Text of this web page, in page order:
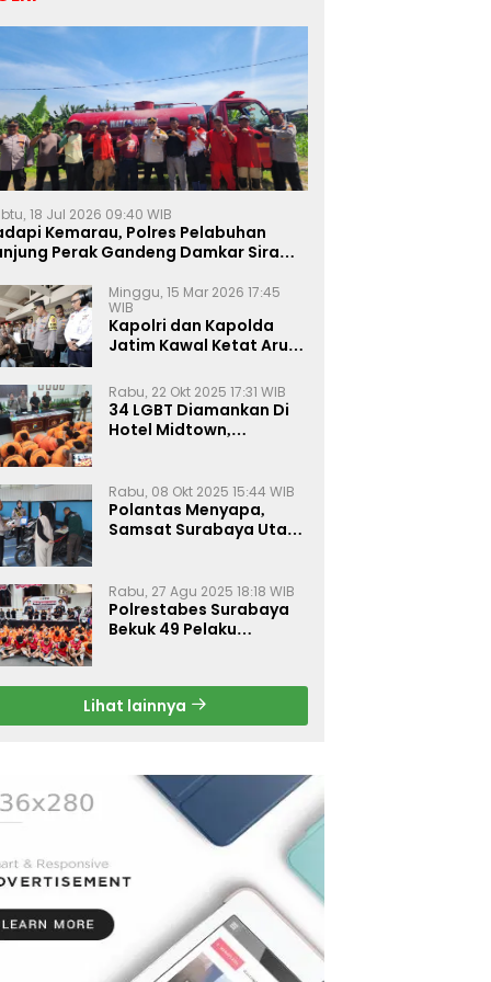
18 Jul 2026 09:40 WIB
Kemarau, Polres Pelabuhan
Perak Gandeng Damkar Siram
Minggu, 15 Mar 2026 17:45
WIB
Kapolri dan Kapolda
Jatim Kawal Ketat Arus
Rabu, 22 Okt 2025 17:31 WIB
34 LGBT Diamankan Di
Hotel Midtown,
Rabu, 08 Okt 2025 15:44 WIB
Polantas Menyapa,
Samsat Surabaya Utara
Rabu, 27 Agu 2025 18:18 WIB
Polrestabes Surabaya
Bekuk 49 Pelaku
Gratis
Lihat lainnya